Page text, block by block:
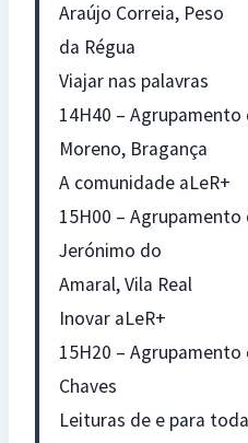
Araújo Correia, Peso
da Régua
Viajar nas palavras
14H40 –
Moreno, Bragança
A comunidade aLeR+
15H00 –
Jerónimo do
Amaral, Vila Real
Inovar aLeR+
15H20 –
Chaves
Leituras de e para